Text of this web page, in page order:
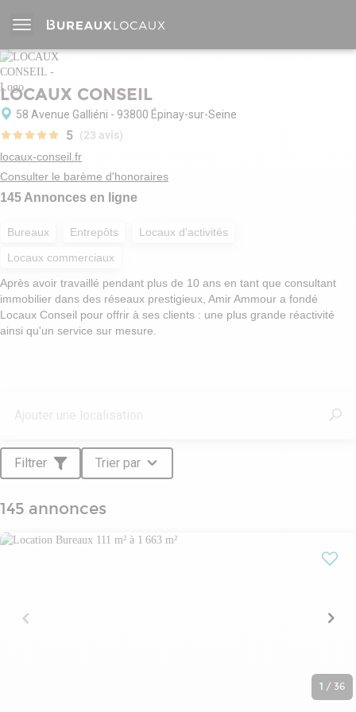
LOCAUX CONSEIL
58 Avenue Galliéni - 93800 Épinay-sur-Seine
5 (23 avis)
locaux-conseil.fr
Consulter le barème d'honoraires
145 Annonces en ligne
Bureaux Entrepôts
Locaux d'activités
Locaux commerciaux
Après avoir travaillé pendant plus de 10 ans en tant que consultant
immobilier dans des réseaux prestigieux, Amir Ammour a fondé
Locaux Conseil pour offrir à ses clients : une plus grande réactivité
ainsi qu'un service sur mesure.
Filtrer Trier par
145 annonces
1 / 36